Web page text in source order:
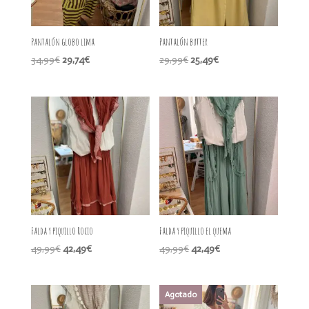
Pantalón globo lima
34,99€El
era:
34,99€.
29,74€El
es:
29,74€.
Pantalón butter
29,99€El
era:
29,99€.
25,49€El
es:
25,49€.
Falda y piquillo Rocio
49,99€El
era:
42,49€El
es:
Falda y piquillo el quema
49,99€El
era:
42,49€El
es: